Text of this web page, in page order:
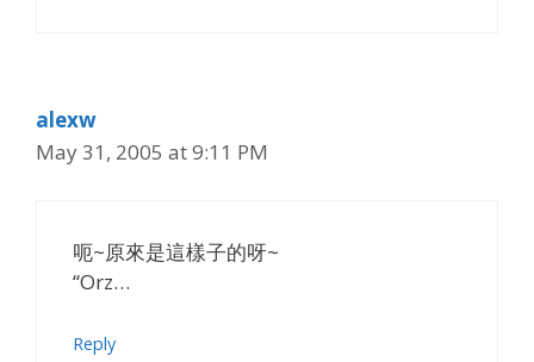
alexw
May 31, 2005 at 9:11 PM
呃~原來是這樣子的呀~
“Orz…
Reply